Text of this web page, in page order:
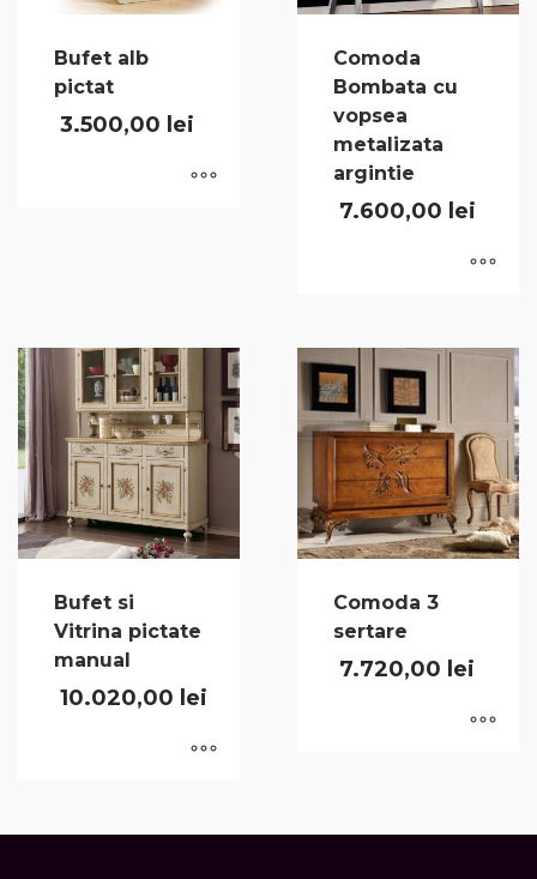
Bufet alb
pictat
3.500,00 lei
Comoda
Bombata cu
vopsea
metalizata
argintie
7.600,00 lei
Bufet si
Vitrina pictate
manual
10.020,00 lei
Comoda 3
sertare
7.720,00 lei